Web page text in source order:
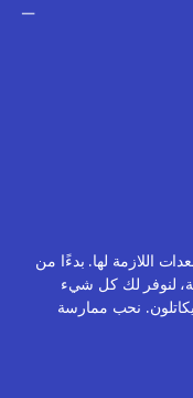
اللازمة لها. بدءًا من
لنوفر لك كل شيء
نحب ممارسة